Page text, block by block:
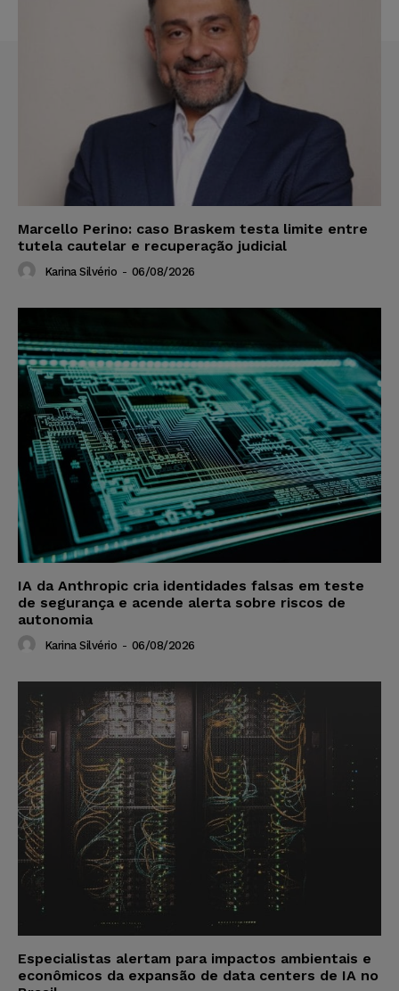
Marcello Perino: caso Braskem testa limite entre
tutela cautelar e recuperação judicial
Karina Silvério - 06/08/2026
IA da Anthropic cria identidades falsas em teste
de segurança e acende alerta sobre riscos de
autonomia
Karina Silvério - 06/08/2026
Especialistas alertam para impactos ambientais e
econômicos da expansão de data centers de IA no